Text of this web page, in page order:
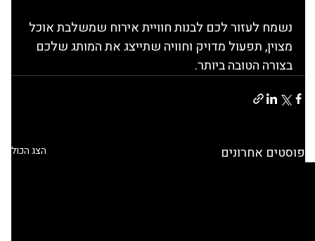
נשמח לעזור לכם לבנות חוויית אירוח שמשלבת אוכל
מצוין, תפעול מדויק וחוויה שתייצג את המותג שלכם
בצורה הטובה ביותר.
פוסטים אחרונים הצג הכול